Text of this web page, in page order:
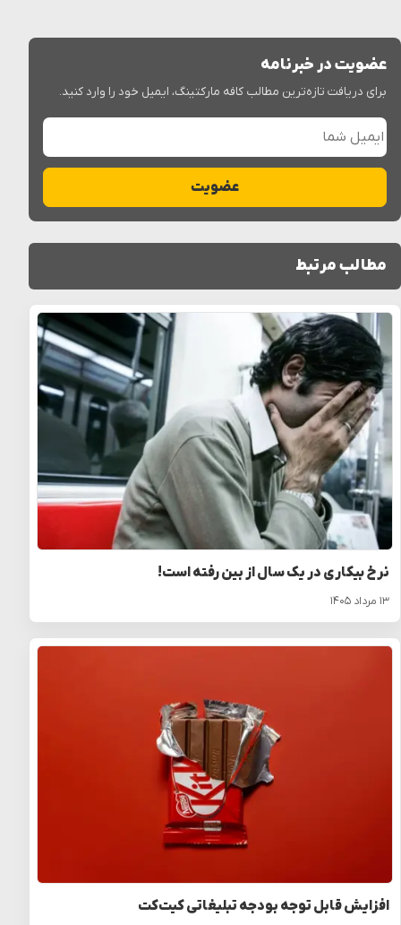
عضویت در خبرنامه
برای دریافت تازه‌ترین مطالب کافه مارکتینگ، ایمیل خود را وارد کنید.
ایمیل شما
عضویت
مطالب مرتبط
نرخ بیکاری در یک سال از بین رفته است!
۱۳ مرداد ۱۴۰۵
افزایش قابل توجه بودجه تبلیغاتی کیت‌کت